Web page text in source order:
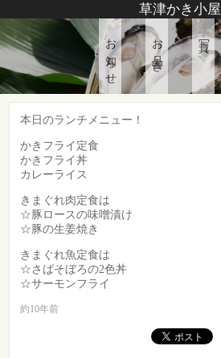
草津かき小屋
お知らせ お品書き 写真
本日のランチメニュー！
かきフライ定食
かきフライ丼
カレーライス
きまぐれ肉定食は
☆豚ロースの味噌漬け
☆豚の生姜焼き
きまぐれ魚定食は
☆さばそぼろの2色丼
☆サーモンフライ
約10年前